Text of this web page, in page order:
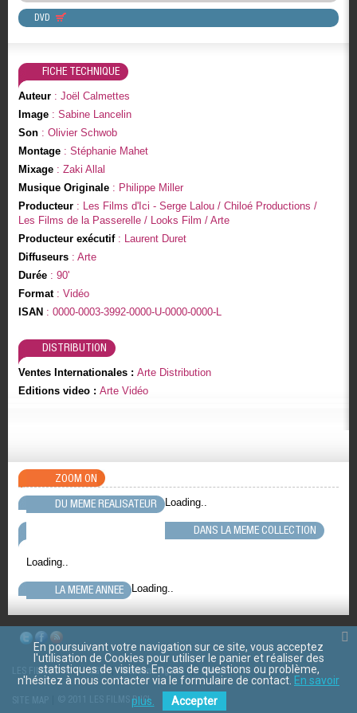
DVD
FICHE TECHNIQUE
Auteur: Joël Calmettes
Image: Sabine Lancelin
Son: Olivier Schwob
Montage: Stéphanie Mahet
Mixage: Zaki Allal
Musique Originale: Philippe Miller
Producteur: Les Films d'Ici - Serge Lalou / Chiloé Productions /
Les Films de la Passerelle / Looks Film / Arte
Producteur exécutif: Laurent Duret
Diffuseurs: Arte
Durée: 90'
Format: Vidéo
ISAN : 0000-0003-3992-0000-U-0000-0000-L
DISTRIBUTION
Ventes Internationales : Arte Distribution
Editions video : Arte Vidéo
ZOOM ON
DU MEME REALISATEUR
Loading..
DANS LA MEME COLLECTION
Loading..
LA MEME ANNEE Loading..
LES FILMS D'ICI CGV Mentions légales Contact
© 2011 LES FILMS D ICI
En poursuivant votre navigation sur ce site, vous acceptez
l'utilisation de Cookies pour utiliser le panier et réaliser des
statistiques de visites. En cas de questions ou problème,
n'hésitez à nous contacter via le formulaire de contact. En savoir
plus.
Accepter